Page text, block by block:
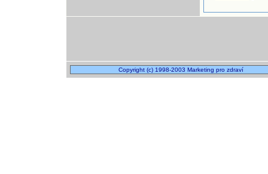
Copyright (c) 1998-2003 Marketing pro zdraví